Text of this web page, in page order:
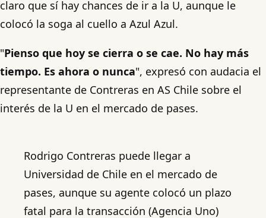
claro que sí hay chances de ir a la U, aunque le
colocó la soga al cuello a Azul Azul.
"Pienso que hoy se cierra o se cae. No hay más
tiempo. Es ahora o nunca", expresó con audacia el
representante de Contreras en AS Chile sobre el
interés de la U en el mercado de pases.
Rodrigo Contreras puede llegar a
Universidad de Chile en el mercado de
pases, aunque su agente colocó un plazo
fatal para la transacción (Agencia Uno)